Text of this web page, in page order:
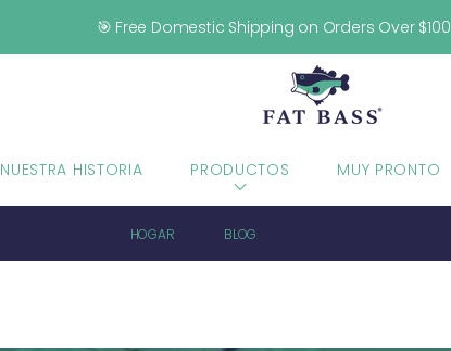
🎯 Free Domestic Shipping on Orders Over $100
NUESTRA HISTORIA PRODUCTOS MUY PRONTO
HOGAR BLOG